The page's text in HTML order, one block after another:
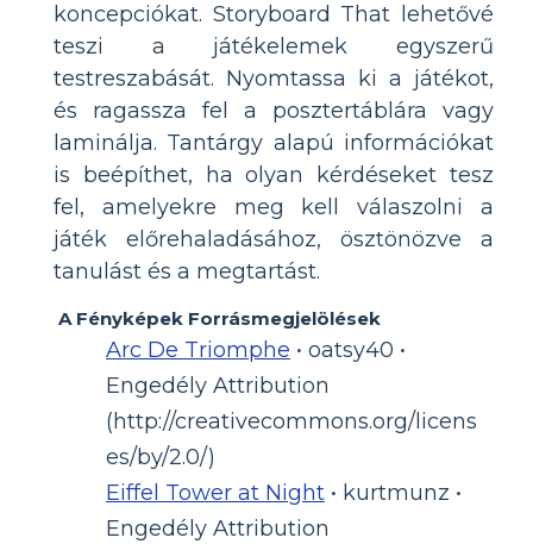
koncepciókat. Storyboard That lehetővé
teszi a játékelemek egyszerű
testreszabását. Nyomtassa ki a játékot,
és ragassza fel a posztertáblára vagy
laminálja. Tantárgy alapú információkat
is beépíthet, ha olyan kérdéseket tesz
fel, amelyekre meg kell válaszolni a
játék előrehaladásához, ösztönözve a
tanulást és a megtartást.
A Fényképek Forrásmegjelölések
Arc De Triomphe • oatsy40 •
Engedély Attribution
(http://creativecommons.org/licens
es/by/2.0/)
Eiffel Tower at Night • kurtmunz •
Engedély Attribution